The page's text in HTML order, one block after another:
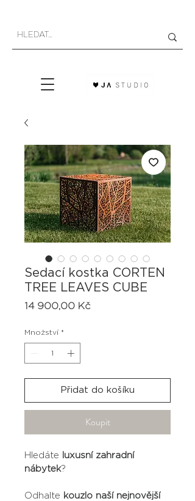
Sedací kostka CORTEN
TREE LEAVES CUBE
14 900,00 KčCena
Množství *
Přidat do košíku
Koupit
Hledáte
luxusní zahradní
nábytek?
Odhalte kouzlo naší nejnovější